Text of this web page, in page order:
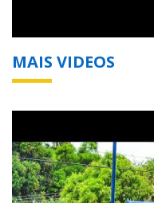
MAIS VIDEOS